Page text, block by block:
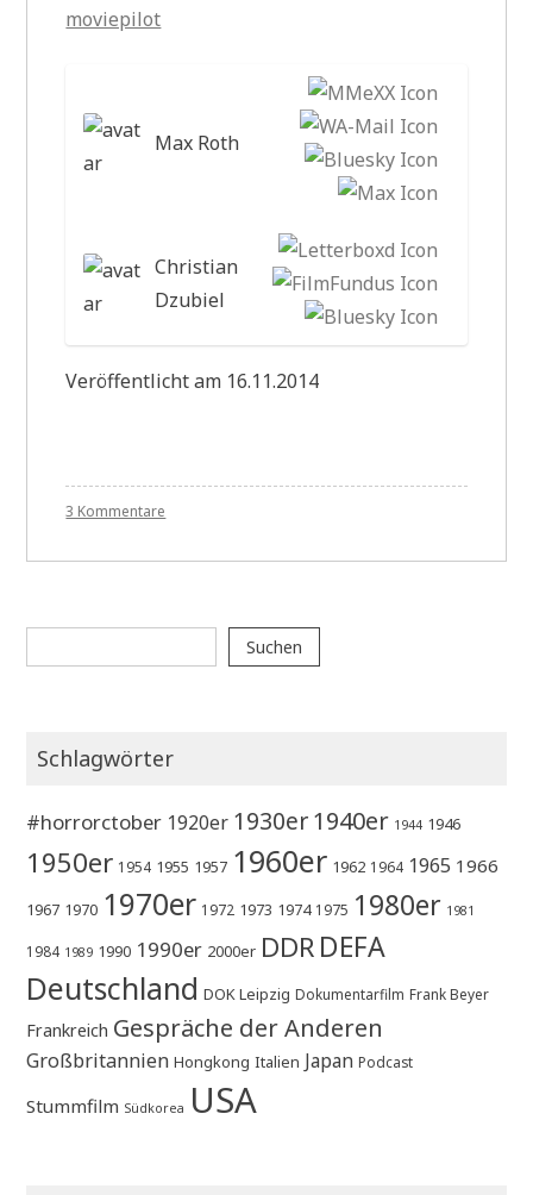
moviepilot
Max Roth
Christian
Dzubiel
Veröffentlicht am 16.11.2014
3 Kommentare
Suchen
Suchen
Schlagwörter
#horrorctober 1920er 1930er1940er 1944 1946
1950er 1954 1955 1957 1960er 1962 1964 1965 1966
1967 1970 1970er 1972 1973 1974 1975 1980er 1981
1984 1989 1990 1990er 2000er DDR DEFA
Deutschland DOK Leipzig Dokumentarfilm Frank Beyer
Frankreich Gespräche der Anderen
Großbritannien Hongkong Italien Japan Podcast
Stummfilm Südkorea USA